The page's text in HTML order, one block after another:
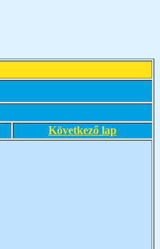
Következő lap